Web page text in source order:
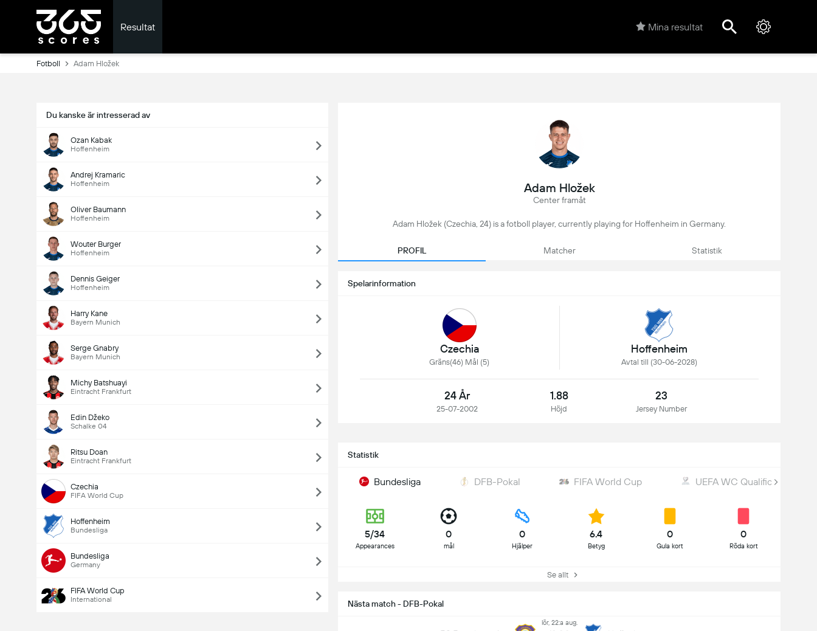
Resultat Mina resultat
Fotboll Adam Hložek
Du kanske är intresserad av
Ozan Kabak
Hoffenheim
Andrej Kramaric
Hoffenheim
Oliver Baumann
Hoffenheim
Wouter Burger
Hoffenheim
Dennis Geiger
Hoffenheim
Harry Kane
Bayern Munich
Serge Gnabry
Bayern Munich
Michy Batshuayi
Eintracht Frankfurt
Edin Džeko
Schalke 04
Ritsu Doan
Eintracht Frankfurt
Czechia
FIFA World Cup
Hoffenheim
Bundesliga
Bundesliga
Germany
FIFA World Cup
International
Adam Hložek
Center framåt
Adam Hložek (Czechia, 24) is a fotboll player, currently playing for Hoffenheim in Germany.
PROFIL Matcher Statistik
Spelarinformation
Czechia
Gräns(46) Mål (5)
Hoffenheim
Avtal till (30-06-2028)
24 År
25-07-2002
1.88
Höjd
23
Jersey Number
Statistik
Bundesliga DFB-Pokal FIFA World Cup UEFA WC Qualification
5/34
Appearances
0
mål
0
Hjälper
6.4
Betyg
0
Gula kort
0
Röda kort
Se allt
Nästa match - DFB-Pokal
lör, 22:a aug.